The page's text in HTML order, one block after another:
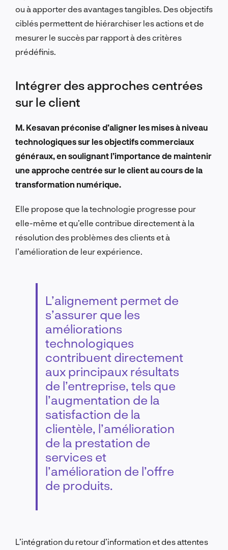
ou à apporter des avantages tangibles. Des objectifs
ciblés permettent de hiérarchiser les actions et de
mesurer le succès par rapport à des critères
prédéfinis.
Intégrer des approches centrées
sur le client
M. Kesavan préconise d’aligner les mises à niveau
technologiques sur les objectifs commerciaux
généraux, en soulignant l’importance de maintenir
une approche centrée sur le client au cours de la
transformation numérique.
Elle propose que la technologie progresse pour
elle-même et qu’elle contribue directement à la
résolution des problèmes des clients et à
l’amélioration de leur expérience.
L’alignement permet de
s’assurer que les
améliorations
technologiques
contribuent directement
aux principaux résultats
de l’entreprise, tels que
l’augmentation de la
satisfaction de la
clientèle, l’amélioration
de la prestation de
services et
l’amélioration de l’offre
de produits.
L’intégration du retour d’information et des attentes